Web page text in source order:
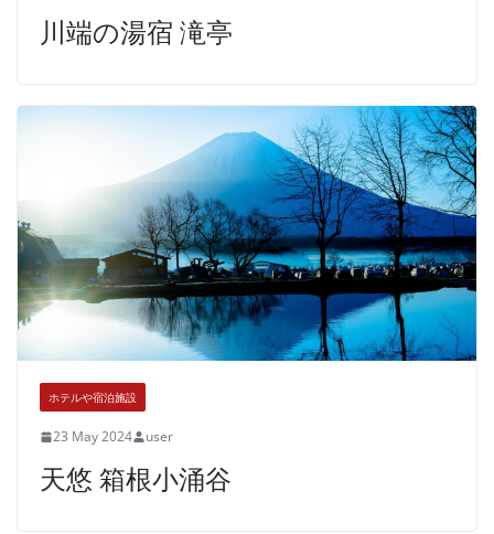
川端の湯宿 滝亭
ホテルや宿泊施設
23 May 2024 user
天悠 箱根小涌谷